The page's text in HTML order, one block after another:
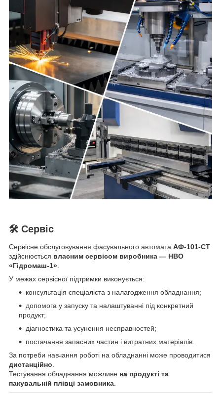
🛠 Сервіс
Сервісне обслуговування фасувального автомата АФ-101-СТ
здійснюється власним сервісом виробника — НВО
«Гідромаш-1»
У межах сервісної підтримки виконується:
консультація спеціаліста з налагодження обладнання;
допомога у запуску та налаштуванні під конкретний
продукт;
діагностика та усунення несправностей;
постачання запасних частин і витратних матеріалів.
За потреби навчання роботі на обладнанні може проводитися
дистанційно
Тестування обладнання можливе на продукті та
пакувальній плівці замовника